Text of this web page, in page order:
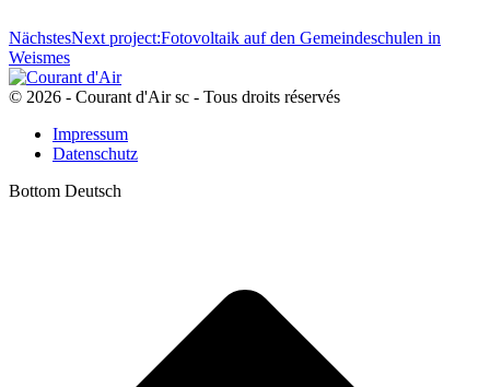
NächstesNext project:Fotovoltaik auf den Gemeindeschulen in
Weismes
© 2026 - Courant d'Air sc - Tous droits réservés
Impressum
Datenschutz
Bottom Deutsch